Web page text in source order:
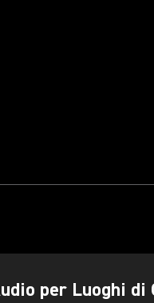
per Luoghi di